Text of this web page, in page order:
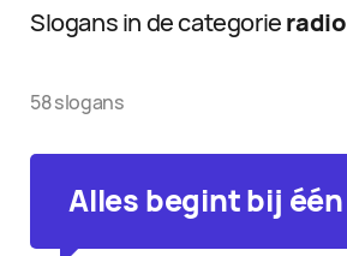
Slogans in de categorieradio
58 slogans
Alles begint bij één